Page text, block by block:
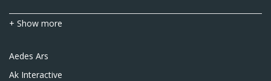
+ Show more
Aedes Ars
Ak Interactive